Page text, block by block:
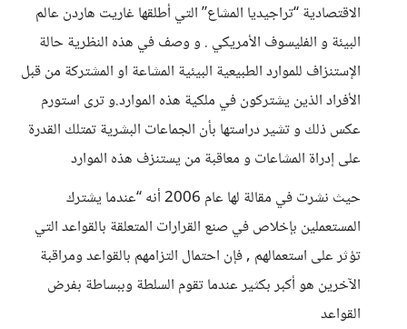
الاقتصادية “تراجيديا المشاع” التي أطلقها غاريت هاردن عالم
البيئة و الفليسوف الأمريكي . و وصف في هذه النظرية حالة
الإستنزاف للموارد الطبيعية البيئية المشاعة او المشتركة من قبل
الأفراد الذين يشتركون في ملكية هذه الموارد.و ترى استورم
عكس ذلك و تشير دراستها بأن الجماعات البشرية تمتلك القدرة
على إدراة المشاعات و معاقبة من يستنزف هذه الموارد
حيث نشرت في مقالة لها عام 2006 أنه “عندما يشترك
المستعملين بإخلاص في صنع القرارات المتعلقة بالقواعد التي
تؤثر على استعمالهم , فإن احتمال التزامهم بالقواعد ومراقبة
الآخرين هو أكبر بكثير عندما تقوم السلطة وببساطة بفرض
القواعد